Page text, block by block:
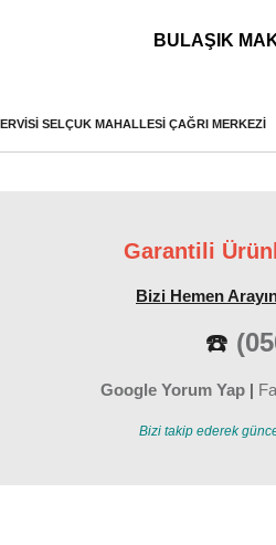
ANA MENÜ
BULAŞIK
SELÇUK MAHALLESI ÇAĞRI MERKEZI
Garantili
Bizi Hemen
☎️
Google Yorum Yap |
Bizi takip ederek